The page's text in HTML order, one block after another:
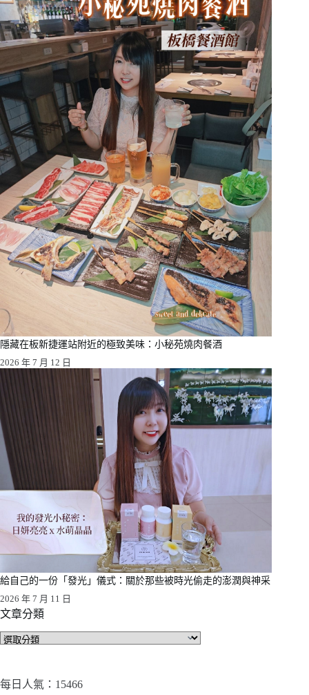
隱藏在板新捷運站附近的極致美味：小秘苑燒肉餐酒
2026 年 7 月 12 日
給自己的一份「發光」儀式：關於那些被時光偷走的澎潤與神采
2026 年 7 月 11 日
文章分類
文
類
每日人氣：15466